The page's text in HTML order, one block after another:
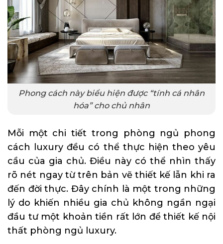
Phong cách này biểu hiện được “tính cá nhân
hóa” cho chủ nhân
Mỗi một chi tiết trong phòng ngủ phong
cách luxury đều có thể thực hiện theo yêu
cầu của gia chủ. Điều này có thể nhìn thấy
rõ nét ngay từ trên bản vẽ thiết kế lẫn khi ra
đến đời thực. Đây chính là một trong những
lý do khiến nhiều gia chủ không ngần ngại
đầu tư một khoản tiền rất lớn để thiết kế nội
thất phòng ngủ luxury.